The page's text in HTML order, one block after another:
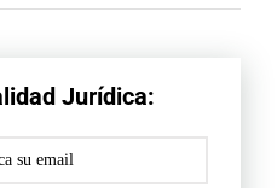
Jurídica: